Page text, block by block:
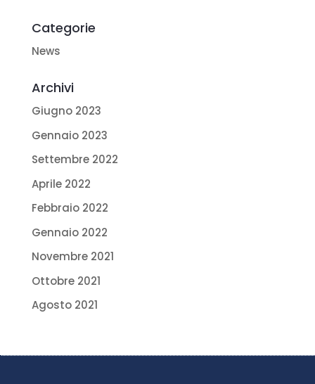
Categorie
News
Archivi
Giugno 2023
Gennaio 2023
Settembre 2022
Aprile 2022
Febbraio 2022
Gennaio 2022
Novembre 2021
Ottobre 2021
Agosto 2021